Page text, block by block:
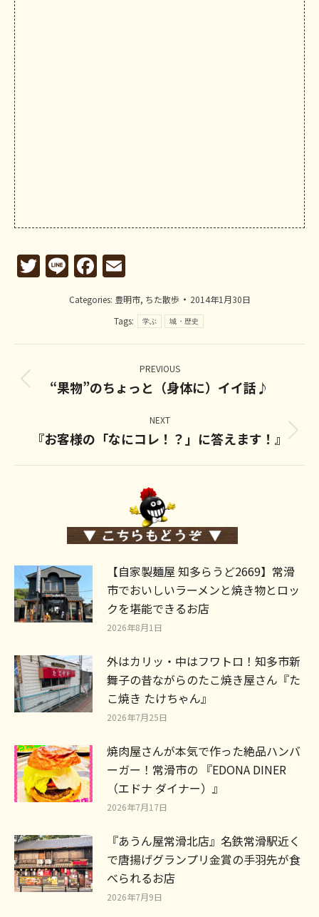
Twitter
LineFacebook
Categories: 豊明市, ちた散歩
2014年1月30日
Tags:
学ぶ 城・歴史
Post
navigation
PREVIOUS
Previous
“果物”のちょっと（身体に）イイ話♪
NEXT
Next
『お客様の「なにコレ！？」に答えます！』
【自家製麺屋 知多らうど2669】常滑
市でおいしいラーメンと焼き物とロッ
クを堪能できるお店
2026年8月1日
外はカリッ・中はフワトロ！知多市新
舞子の昔ながらのたこ焼き屋さん『た
こ焼き たけちゃん』
2026年7月25日
焼肉屋さんが本気で作った絶品ハンバ
ーガー！常滑市の 『EDONA DINER
（エドナ ダイナー）』
2026年7月17日
『あうん屋常滑北店』名鉄常滑駅近く
で唐揚げグランプリ金賞の手羽先が食
べられるお店
2026年7月9日